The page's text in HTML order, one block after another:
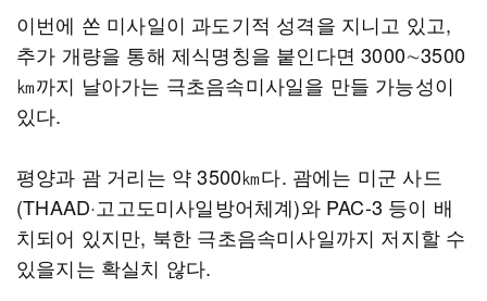
이번에 쏜 미사일이 과도기적 성격을 지니고 있고,
추가 개량을 통해 제식명칭을 붙인다면 3000∼3500
㎞까지 날아가는 극초음속미사일을 만들 가능성이
있다.
평양과 괌 거리는 약 3500㎞다. 괌에는 미군 사드
(THAAD·고고도미사일방어체계)와 PAC-3 등이 배
치되어 있지만, 북한 극초음속미사일까지 저지할 수
있을지는 확실치 않다.